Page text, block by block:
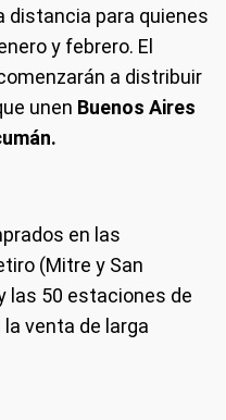
distancia para quienes
y febrero. El
a distribuir
unen Buenos Aires
en las
(Mitre y San
las 50 estaciones de
venta de larga